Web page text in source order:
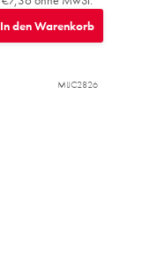
In den Warenkorb
MIJC2826